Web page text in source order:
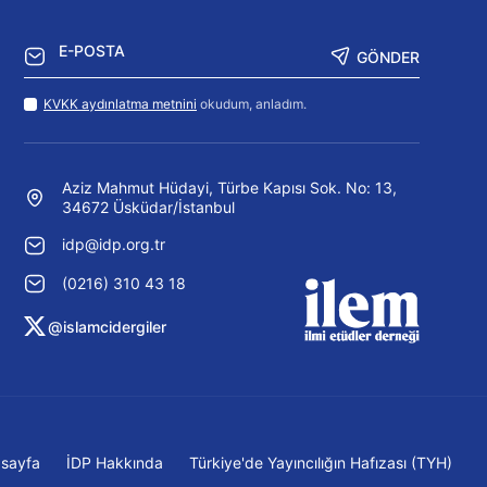
GÖNDER
KVKK aydınlatma metnini okudum, anladım.
Aziz Mahmut Hüdayi, Türbe Kapısı Sok. No: 13,
34672 Üsküdar/İstanbul
idp@idp.org.tr
(0216) 310 43 18
@islamcidergiler
İDP Hakkında Türkiye'de Yayıncılığın Hafızası (TYH)